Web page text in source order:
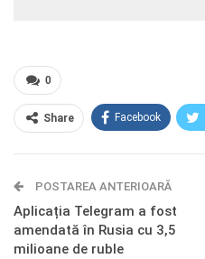
0
Share Facebook
Telegram OK.ru
POSTAREA ANTERIOARĂ
Aplicația Telegram a fost
amendată în Rusia cu 3,5
milioane de ruble